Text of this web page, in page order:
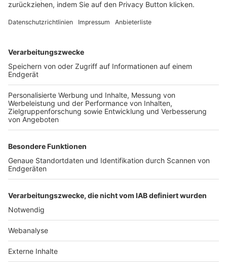
FOLGE DEM BFV
TOP-VEREINE
TOP-PARTNER
Nutzungsbedingungen Datenschutz Impressum